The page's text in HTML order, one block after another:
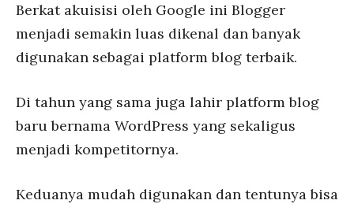
Berkat akuisisi oleh Google ini Blogger
menjadi semakin luas dikenal dan banyak
digunakan sebagai platform blog terbaik.
Di tahun yang sama juga lahir platform blog
baru bernama WordPress yang sekaligus
menjadi kompetitornya.
Keduanya mudah digunakan dan tentunya bisa